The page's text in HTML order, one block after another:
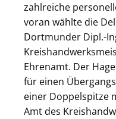
zahlreiche
voran wählte die
Dortmunder Dipl.-
Ehrenamt. Der
für einen
einer Doppelspitze
Amt des